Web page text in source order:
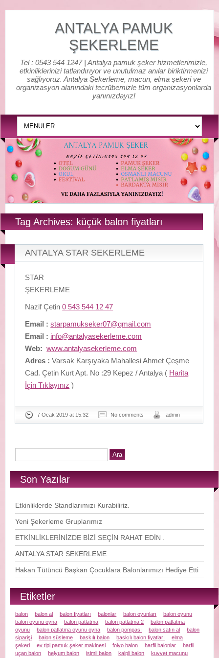
ANTALYA PAMUK
ŞEKERLEME
Tel : 0543 544 1247 | Antalya pamuk şeker hizmetlerimizle,
etkinliklerinizi tatlandırıyor ve unutulmaz anılar biriktirmenizi
sağlıyoruz. Antalya Şekerleme, macun, elma şekeri ve
organizasyon alanındaki tecrübemizle tüm organizasyonlarda
yanınızdayız!
Tag Archives: küçük balon fiyatları
ANTALYA STAR SEKERLEME
STAR
ŞEKERLEME
Nazif Çetin0 543 544 12 47
Email : starpamukseker07@gmail.com
Email : info@antalyasekerleme.com
Web: www.antalyasekerleme.com
Adres : Varsak Karşıyaka Mahallesi Ahmet Çeşme
Cad. Çetin Kurt Apt. No :29 Kepez / Antalya ( Harita
İçin Tıklayınız )
7 Ocak 2019 at 15:32 No comments admin
Son Yazılar
Etkinliklerde Standlarımızı Kurabiliriz.
Yeni Şekerleme Gruplarımız
ETKİNLİKLERİNİZDE BİZİ SEÇİN RAHAT EDİN .
ANTALYA STAR SEKERLEME
Hakan Tütüncü Başkan Çocuklara Balonlarımızı Hediye Etti
Etiketler
balon balon al balon fiyatları balonlar balon oyunları
balon oyunu
balon oyunu oyna
balon patlatma balon patlatma 2
balon patlatma
oyunu
balon patlatma oyunu oyna balon pompası balon satın al
balon
siparişi
balon süsleme baskılı balon baskılı balon fiyatları
elma
şekeri
ev tipi pamuk şeker makinesi folyo balon harfli balonlar
harfli
uçan balon
helyum balon isimli balon kalpli balon
kuvvet macunu